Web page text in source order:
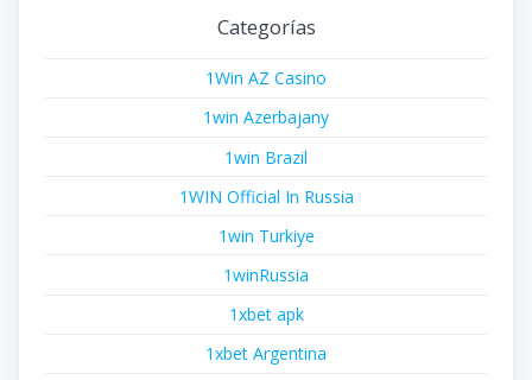
Categorías
1Win AZ Casino
1win Azerbajany
1win Brazil
1WIN Official In Russia
1win Turkiye
1winRussia
1xbet apk
1xbet Argentina